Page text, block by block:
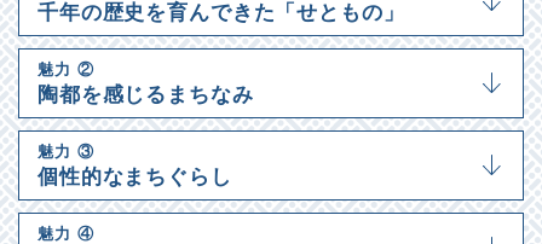
千年の歴史を育んできた「せともの」
魅力 ②
陶都を感じるまちなみ
魅力 ③
個性的なまちぐらし
魅力 ④